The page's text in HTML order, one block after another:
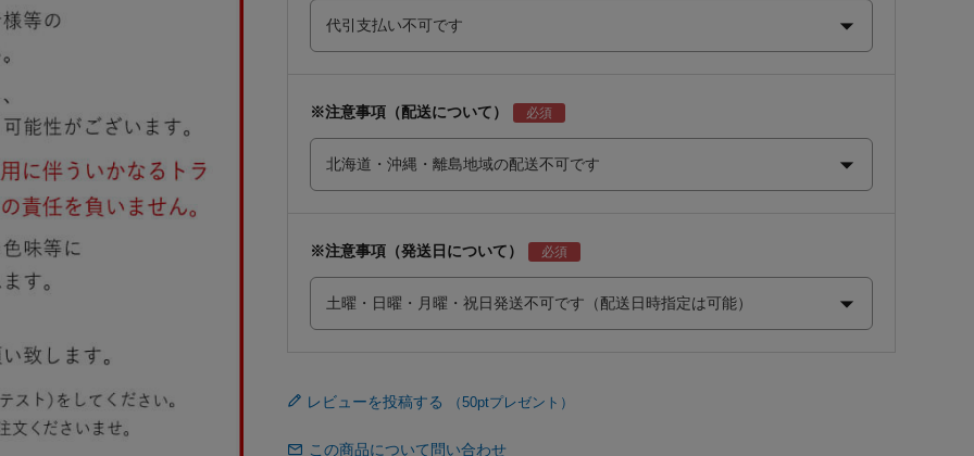
※注意事項（配送について）
※注意事項（発送日について）
レビューを投稿する
この商品について問い合わせ